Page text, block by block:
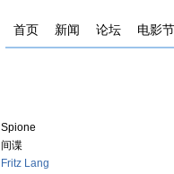
首页 新闻 论坛 电影节
Spione
间谍
Fritz Lang